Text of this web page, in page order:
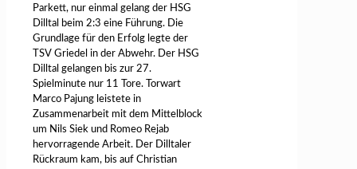
Parkett, nur einmal gelang der HSG
Dilltal beim 2:3 eine Führung. Die
Grundlage für den Erfolg legte der
TSV Griedel in der Abwehr. Der HSG
Dilltal gelangen bis zur 27.
Spielminute nur 11 Tore. Torwart
Marco Pajung leistete in
Zusammenarbeit mit dem Mittelblock
um Nils Siek und Romeo Rejab
hervorragende Arbeit. Der Dilltaler
Rückraum kam, bis auf Christian